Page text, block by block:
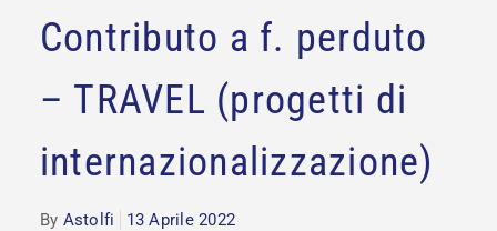
Contributo a f. perduto
– TRAVEL (progetti di
internazionalizzazione)
By Astolfi 13 Aprile 2022